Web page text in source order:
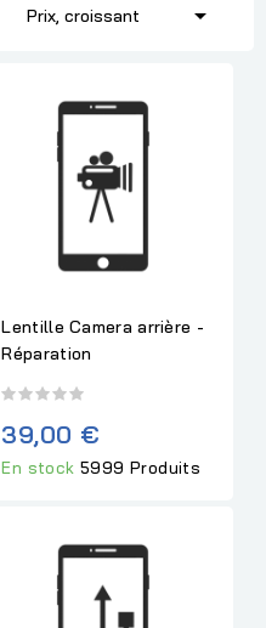
Prix, croissant 
Lentille Camera arrière -
Réparation
39,00 €
En stock5999 Produits